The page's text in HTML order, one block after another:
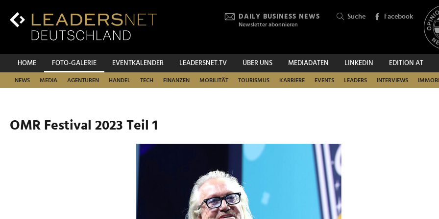
Inhalt
Hauptnavigation
DAILY BUSINESS NEWS
Newsletter abonnieren
Suche Facebook
HOME FOTO-GALERIE EVENTKALENDER LEADERSNET.TV ÜBER UNS MEDIADATEN LINKEDIN EDITION AT
NEWS MEDIA AGENTUREN HANDEL TECH FINANZEN MOBILITÄT TOURISMUS KARRIERE EVENTS LEADERS INTERVIEWS
SUCHEN
OMR Festival 2023 Teil 1